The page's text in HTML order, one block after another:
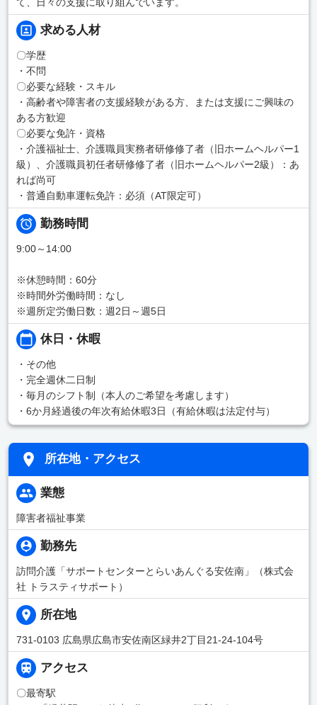
求める人材
〇学歴
・不問
〇必要な経験・スキル
・高齢者や障害者の支援経験がある方、または支援にご興味の
ある方歓迎
〇必要な免許・資格
・介護福祉士、介護職員実務者研修修了者（旧ホームヘルパー1
級）、介護職員初任者研修修了者（旧ホームヘルパー2級）：あ
れば尚可
・普通自動車運転免許：必須（AT限定可）
勤務時間
9:00～14:00
※休憩時間：60分
※時間外労働時間：なし
※週所定労働日数：週2日～週5日
休日・休暇
・その他
・完全週休二日制
・毎月のシフト制（本人のご希望を考慮します）
・6か月経過後の年次有給休暇3日（有給休暇は法定付与）
所在地・アクセス
業態
障害者福祉事業
勤務先
訪問介護「サポートセンターとらいあんぐる安佐南」（株式会
社 トラスティサポート）
所在地
731-0103 広島県広島市安佐南区緑井2丁目21-24-104号
アクセス
〇最寄駅